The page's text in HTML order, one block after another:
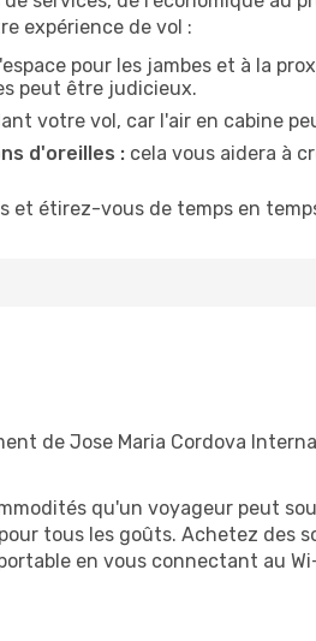
expérience de vol :
pour les jambes et à la
peut être judicieux.
votre vol, car l'air en cabine
d'oreilles : cela vous aidera à
et étirez-vous de temps en
de Jose Maria Cordova
qu'un voyageur peut
tous les goûts. Achetez des
en vous connectant au